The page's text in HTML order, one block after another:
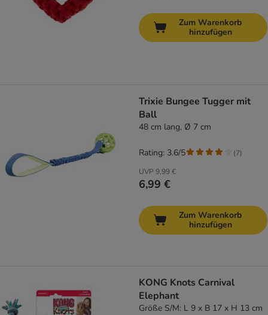
Zum Warenkorb
hinzufügen
Trixie Bungee Tugger mit
Ball
48 cm lang, Ø 7 cm
UVP 9,99 €
6,99 €
Rating: 3.6/5 (7)
Zum Warenkorb
hinzufügen
KONG Knots Carnival
Elephant
Größe S/M: L 9 x B 17 x H 13 cm